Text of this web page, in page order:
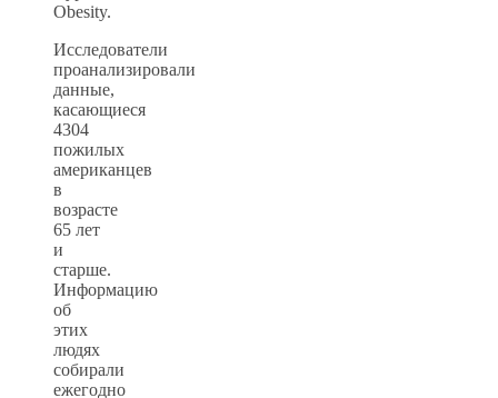
Obesity.
Исследователи
проанализировали
данные,
касающиеся
4304
пожилых
американцев
в
возрасте
65 лет
и
старше.
Информацию
об
этих
людях
собирали
ежегодно